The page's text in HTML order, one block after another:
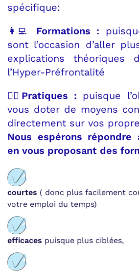
spécifique:
👩‍💻 Formations :
sont l’occasion d’aller
explications théoriques
l’Hyper-Préfrontalité
👷‍♂️ Pratiques : puisque
vous doter de moyens
directement sur vos
Nous espérons
en vous proposant des
courtes ( donc plus facilement
votre emploi du temps)
efficaces puisque plus ciblées,